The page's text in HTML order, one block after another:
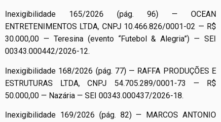
Inexigibilidade 165/2026 (pág. 96) — OCEAN
ENTRETENIMENTOS LTDA, CNPJ 10.466.826/0001-02 — R$
30.000,00 — Teresina (evento “Futebol & Alegria”) — SEI
00343.000442/2026-12.
Inexigibilidade 168/2026 (pág. 77) — RAFFA PRODUÇÕES E
ESTRUTURAS LTDA, CNPJ 54.705.289/0001-73 — R$
50.000,00 — Nazária — SEI 00343.000437/2026-18.
Inexigibilidade 169/2026 (pág. 82) — MARCOS ANTONIO